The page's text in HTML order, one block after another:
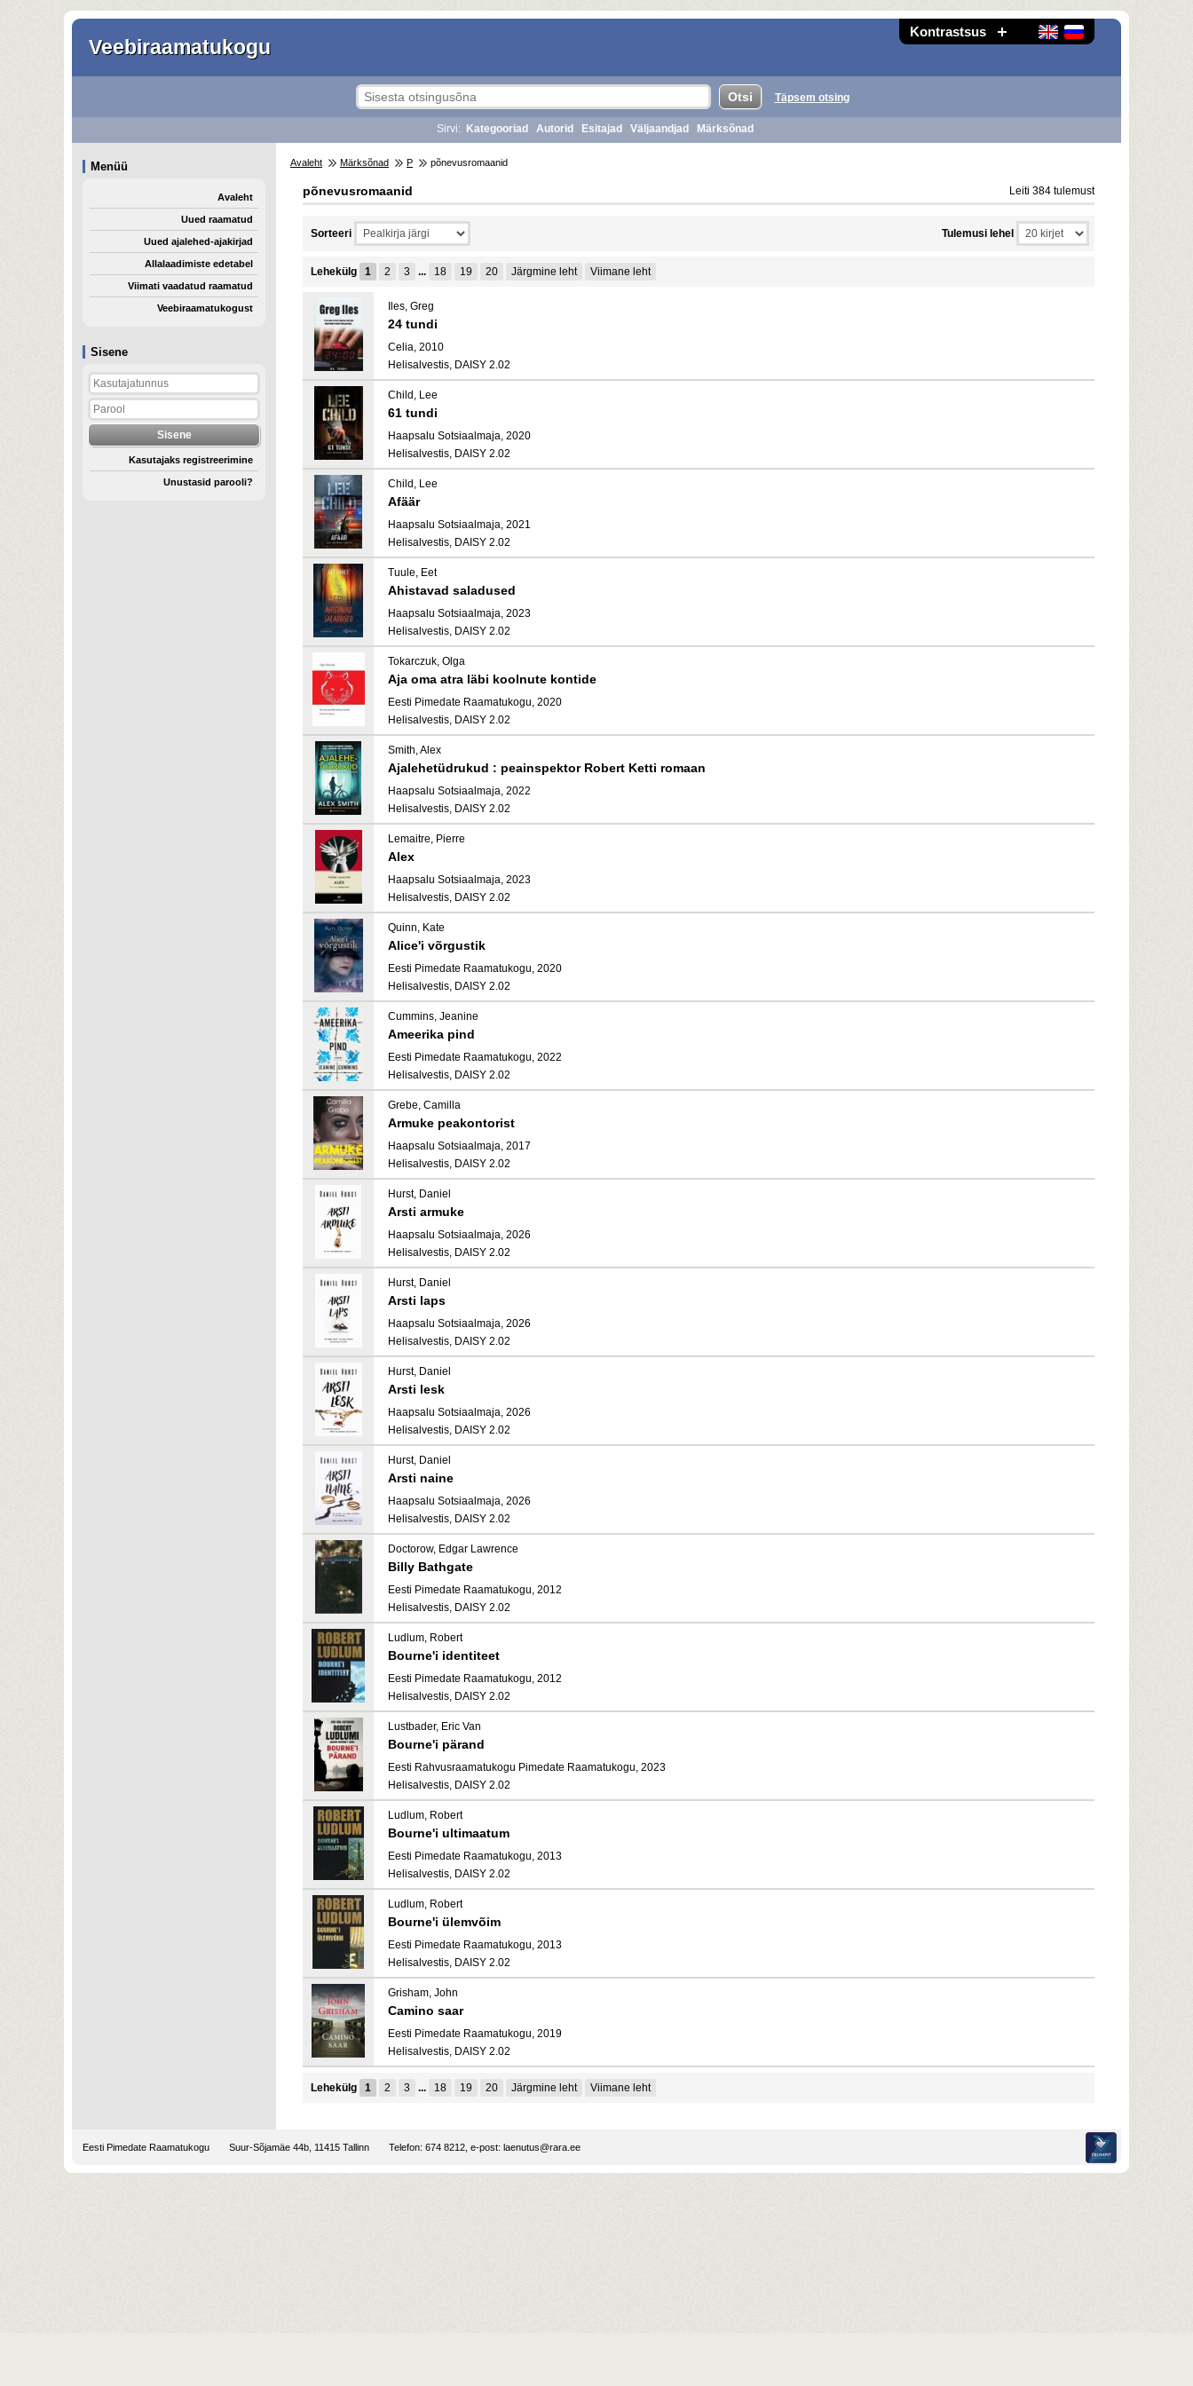
Kontrastsus
Veebiraamatukogu
Sisene
Kasutajaks registreerimine
Unustasid parooli?
Täpsem otsing
Sirvi: Kategooriad Autorid Esitajad Väljaandjad Märksõnad
Menüü
Avaleht
Uued raamatud
Uued ajalehed-ajakirjad
Allalaadimiste edetabel
Viimati vaadatud raamatud
Veebiraamatukogust
Avaleht Märksõnad P põnevusromaanid
põnevusromaanid Leiti 384 tulemust
Sorteeri Tulemusi lehel
Lehekülg 1 2 3 ... 18 19 20 Järgmine leht Viimane leht
Iles, Greg
24 tundi
Celia, 2010
Helisalvestis, DAISY 2.02
Child, Lee
61 tundi
Haapsalu Sotsiaalmaja, 2020
Helisalvestis, DAISY 2.02
Child, Lee
Afäär
Haapsalu Sotsiaalmaja, 2021
Helisalvestis, DAISY 2.02
Tuule, Eet
Ahistavad saladused
Haapsalu Sotsiaalmaja, 2023
Helisalvestis, DAISY 2.02
Tokarczuk, Olga
Aja oma atra läbi koolnute kontide
Eesti Pimedate Raamatukogu, 2020
Helisalvestis, DAISY 2.02
Smith, Alex
Ajalehetüdrukud : peainspektor Robert Ketti romaan
Haapsalu Sotsiaalmaja, 2022
Helisalvestis, DAISY 2.02
Lemaitre, Pierre
Alex
Haapsalu Sotsiaalmaja, 2023
Helisalvestis, DAISY 2.02
Quinn, Kate
Alice'i võrgustik
Eesti Pimedate Raamatukogu, 2020
Helisalvestis, DAISY 2.02
Cummins, Jeanine
Ameerika pind
Eesti Pimedate Raamatukogu, 2022
Helisalvestis, DAISY 2.02
Grebe, Camilla
Armuke peakontorist
Haapsalu Sotsiaalmaja, 2017
Helisalvestis, DAISY 2.02
Hurst, Daniel
Arsti armuke
Haapsalu Sotsiaalmaja, 2026
Helisalvestis, DAISY 2.02
Hurst, Daniel
Arsti laps
Haapsalu Sotsiaalmaja, 2026
Helisalvestis, DAISY 2.02
Hurst, Daniel
Arsti lesk
Haapsalu Sotsiaalmaja, 2026
Helisalvestis, DAISY 2.02
Hurst, Daniel
Arsti naine
Haapsalu Sotsiaalmaja, 2026
Helisalvestis, DAISY 2.02
Doctorow, Edgar Lawrence
Billy Bathgate
Eesti Pimedate Raamatukogu, 2012
Helisalvestis, DAISY 2.02
Ludlum, Robert
Bourne'i identiteet
Eesti Pimedate Raamatukogu, 2012
Helisalvestis, DAISY 2.02
Lustbader, Eric Van
Bourne'i pärand
Eesti Rahvusraamatukogu Pimedate Raamatukogu, 2023
Helisalvestis, DAISY 2.02
Ludlum, Robert
Bourne'i ultimaatum
Eesti Pimedate Raamatukogu, 2013
Helisalvestis, DAISY 2.02
Ludlum, Robert
Bourne'i ülemvõim
Eesti Pimedate Raamatukogu, 2013
Helisalvestis, DAISY 2.02
Grisham, John
Camino saar
Eesti Pimedate Raamatukogu, 2019
Helisalvestis, DAISY 2.02
Lehekülg 1 2 3 ... 18 19 20 Järgmine leht Viimane leht
Eesti Pimedate Raamatukogu Suur-Sõjamäe 44b, 11415 Tallinn Telefon: 674 8212, e-post: laenutus@rara.ee